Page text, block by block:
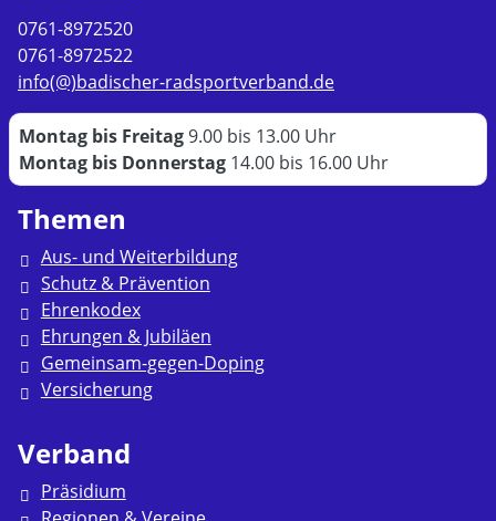
0761-8972520
0761-8972522
info(@)badischer-radsportverband.de
Montag bis Freitag9.00 bis 13.00 Uhr
Montag bis Donnerstag 14.00 bis 16.00 Uhr
Themen
Aus- und Weiterbildung
Schutz & Prävention
Ehrenkodex
Ehrungen & Jubiläen
Gemeinsam-gegen-Doping
Versicherung
Verband
Präsidium